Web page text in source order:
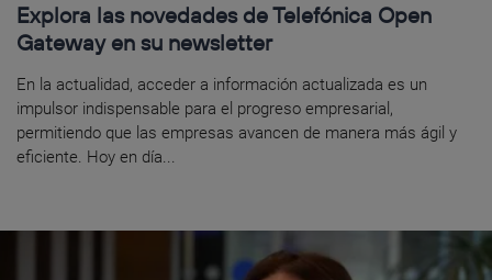
Explora las novedades de Telefónica Open
Gateway en su newsletter
En la actualidad, acceder a información actualizada es un
impulsor indispensable para el progreso empresarial,
permitiendo que las empresas avancen de manera más ágil y
eficiente. Hoy en día...